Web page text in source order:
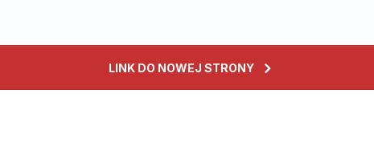
LINK DO NOWEJ STRONY